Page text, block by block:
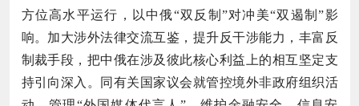
方位高水平运行，以中俄“双反制”对冲美“双遏制”影
响。加大涉外法律交流互鉴，提升反干涉能力，丰富反
制裁手段，把中俄在涉及彼此核心利益上的相互坚定支
持引向深入。同有关国家议会就管控境外非政府组织活